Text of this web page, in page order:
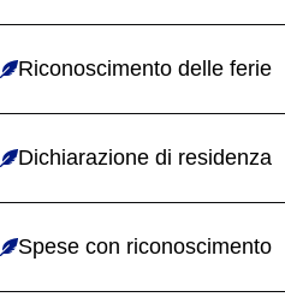
Riconoscimento delle ferie
Dichiarazione di residenza
Spese con riconoscimento